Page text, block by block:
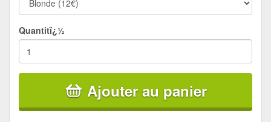
Quantitï¿½
Ajouter au panier